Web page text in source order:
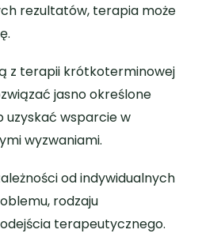
rezultatów, terapia może
z terapii krótkoterminowej
jasno określone
uzyskać wsparcie w
wyzwaniami.
od indywidualnych
rodzaju
terapeutycznego.